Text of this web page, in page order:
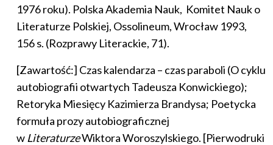
1976 roku). Polska Akademia Nauk, Komitet Nauk o
Literaturze Polskiej, Ossolineum, Wrocław 1993,
156 s. (Rozprawy Literackie, 71).
[Zawartość:] Czas kalendarza – czas paraboli (O cyklu
autobiografii otwartych Tadeusza Konwickiego);
Retoryka Miesięcy Kazimierza Brandysa; Poetycka
formuła prozy autobiograficznej
w LiteraturzeWiktora Woroszylskiego. [Pierwodruki